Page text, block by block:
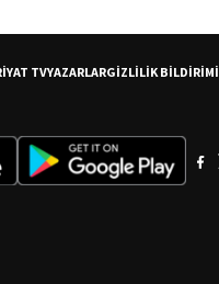
TVYAZARLARGİZLİLİK BİLDİRİMİ